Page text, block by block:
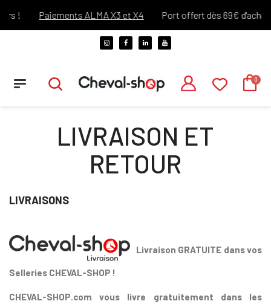
Paiements ALMA X3 et X4 Port offert dès 69€ d'achats !*
LIVRAISON ET
RETOUR
LIVRAISONS
Livraison GRATUITE dans vos
Selleries CHEVAL-SHOP !
CHEVAL-SHOP.com vous livre gratuitement dans les